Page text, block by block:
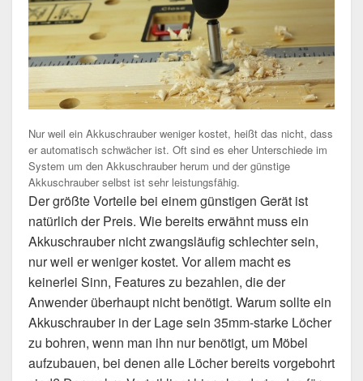
Nur weil ein Akkuschrauber weniger kostet, heißt das nicht, dass
er automatisch schwächer ist. Oft sind es eher Unterschiede im
System um den Akkuschrauber herum und der günstige
Akkuschrauber selbst ist sehr leistungsfähig.
Der größte Vorteile bei einem günstigen Gerät ist
natürlich der Preis. Wie bereits erwähnt muss ein
Akkuschrauber nicht zwangsläufig schlechter sein,
nur weil er weniger kostet. Vor allem macht es
keinerlei Sinn, Features zu bezahlen, die der
Anwender überhaupt nicht benötigt. Warum sollte ein
Akkuschrauber in der Lage sein 35mm-starke Löcher
zu bohren, wenn man ihn nur benötigt, um Möbel
aufzubauen, bei denen alle Löcher bereits vorgebohrt